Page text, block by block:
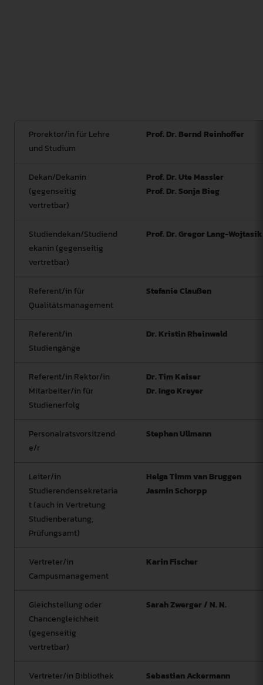
Prorektor/in für Lehre
und Studium
Prof. Dr. Bernd Reinhoffer
Dekan/Dekanin
(gegenseitig
vertretbar)
Prof. Dr. Ute Massler
Prof. Dr. Sonja Bieg
Studiendekan/Studiend
ekanin (gegenseitig
vertretbar)
Prof. Dr. Gregor Lang-Wojtasik
Referent/in für
Qualitätsmanagement
Stefanie Claußen
Referent/in
Studiengänge
Dr. Kristin Rheinwald
Referent/in Rektor/in
Mitarbeiter/in für
Studienerfolg
Dr. Tim Kaiser
Dr. Ingo Kreyer
Personalratsvorsitzend
e/r
Stephan Ullmann
Leiter/in
Studierendensekretaria
t (auch in Vertretung
Studienberatung,
Prüfungsamt)
Helga Timm van Bruggen
Jasmin Schorpp
Vertreter/in
Campusmanagement
Karin Fischer
Gleichstellung oder
Chancengleichheit
(gegenseitig
vertretbar)
Sarah Zwerger / N. N.
Vertreter/in Bibliothek Sebastian Ackermann